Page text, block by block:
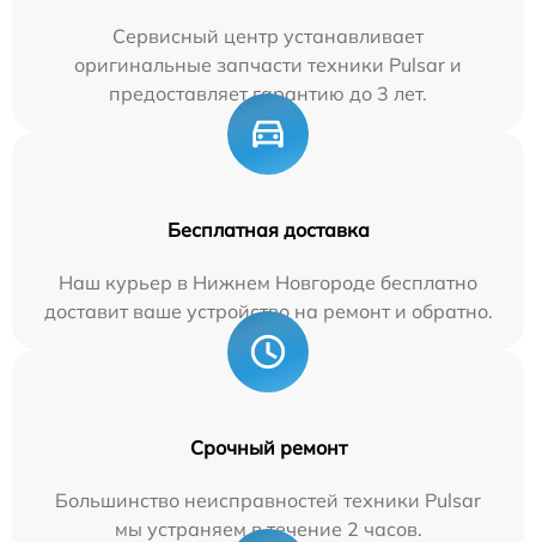
Сервисный центр устанавливает
оригинальные запчасти техники Pulsar и
предоставляет гарантию до 3 лет.
Бесплатная доставка
Наш курьер в Нижнем Новгороде бесплатно
доставит ваше устройство на ремонт и обратно.
Срочный ремонт
Большинство неисправностей техники Pulsar
мы устраняем в течение 2 часов.